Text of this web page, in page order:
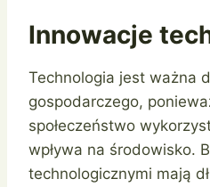
Innowacje
Technologia jest ważna
gospodarczego,
społeczeństwo
wpływa na środowisko.
technologicznymi mają